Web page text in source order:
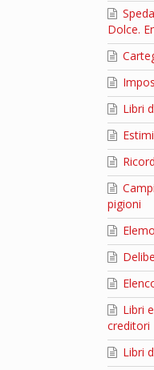
Dolce.
Libri
pigioni
Libri
creditori
Libri